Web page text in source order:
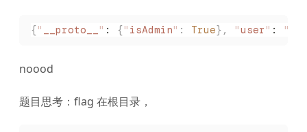
{" __proto__" : {" isAdmin" : True}, "user " : "
noood
题目思考：flag 在根目录，